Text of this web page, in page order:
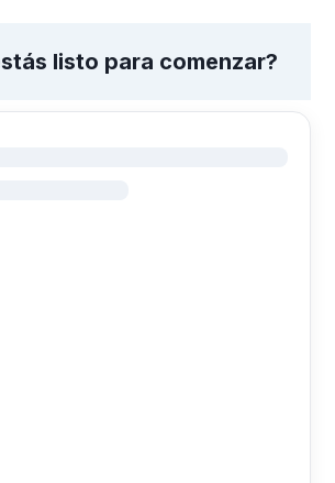
listo para comenzar?